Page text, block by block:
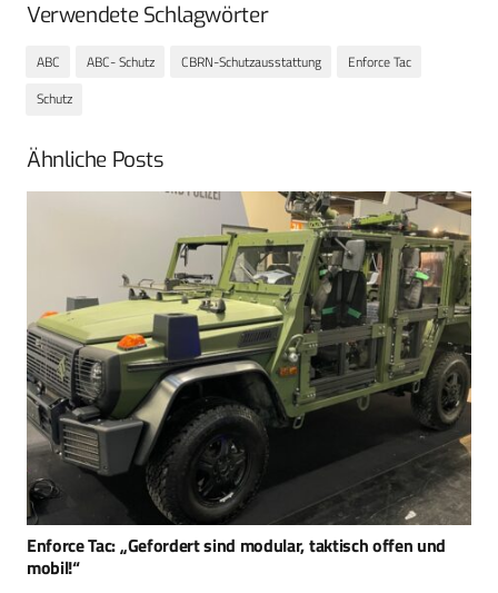
Verwendete Schlagwörter
ABC ABC- Schutz CBRN-Schutzausstattung
Enforce Tac
Schutz
Ähnliche Posts
Enforce Tac: „Gefordert sind modular, taktisch offen und
mobil!“